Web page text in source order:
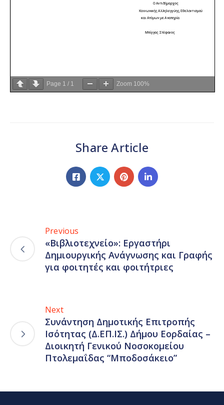
Page 1 / 1 Zoom 100%
Share Article
Previous
«Βιβλιοτεχνείο»: Εργαστήρι
Δημιουργικής Ανάγνωσης και Γραφής
για φοιτητές και φοιτήτριες
Next
Συνάντηση Δημοτικής Επιτροπής
Ισότητας (Δ.ΕΠ.ΙΣ.) Δήμου Εορδαίας –
Διοικητή Γενικού Νοσοκομείου
Πτολεμαΐδας “Μποδοσάκειο”